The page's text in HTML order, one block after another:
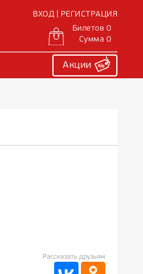
ВХОД | РЕГИСТРАЦИЯ
Билетов 0
Сумма 0
Акции
Рассказать друзьям